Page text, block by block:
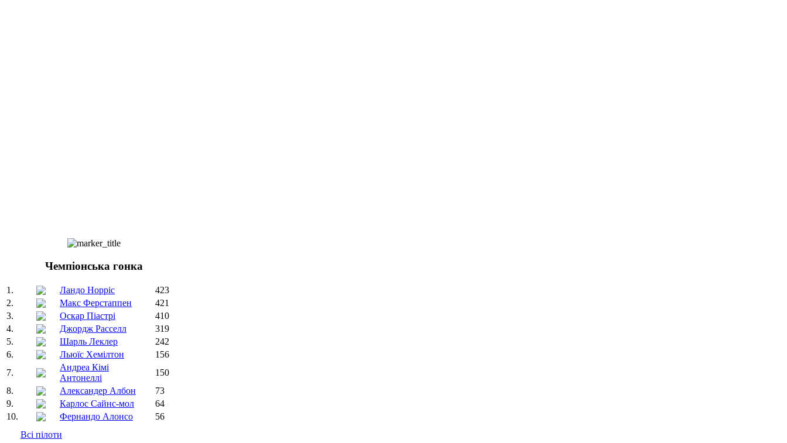
Чемпіонська гонка
1. Ландо Норріс
423
2.
Макс Ферстаппен
421
3.
Оскар Піастрі
410
4.
Джордж Расселл
319
5.
Шарль Леклер
242
6.
Льюїс Хемілтон
156
7.
Андреа Кімі
Антонеллі
150
8.
Александер Албон
73
9.
Карлос Сайнс-мол
64
10.
Фернандо Алонсо
56
Всі пілоти